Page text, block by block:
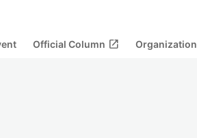
Official Column open_in_new Organization